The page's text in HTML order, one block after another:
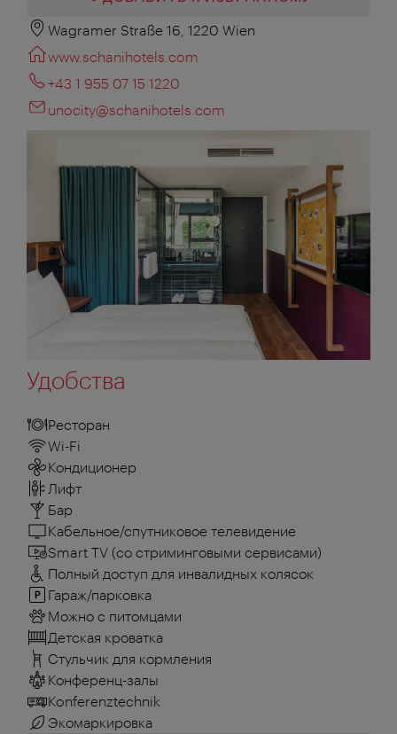
Wagramer Straße 16, 1220 Wien
www.schanihotels.com
+43 1 955 07 15 1220
unocity@schanihotels.com
Удобства
Ресторан
Wi-Fi
Кондиционер
Лифт
Бар
Кабельное/спутниковое телевидение
Smart TV (со стриминговыми сервисами)
Полный доступ для инвалидных колясок
Гараж/парковка
Можно с питомцами
Детская кроватка
Стульчик для кормления
Конференц-залы
Konferenztechnik
Экомаркировка